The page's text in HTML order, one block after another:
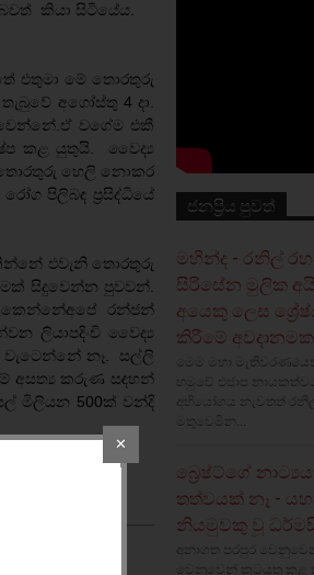
කියා සිටියේය.
එතුමා මේ තොරතුරු
අගෝස්තු 4 දා.
වෙන්නේ.ඒ වගේම එකී
කළ යුතුයි. වෛද්‍ය
තොරතුරු හෙලි නොකර
පිලිබඳ ප්‍රසිද්ධියේ
එවැනි තොරතුරු
සිදුවෙන්න පුවවන්.
රන්ජන්
ලියාපදිංචි වෛද්‍ය
වැටෙන්නේ නෑ. සල්ලි
අසත්‍ය කරුණ සඳහන්
මිලියන 500ක් වන්දි
ජනප්‍රිය පුවත්
මහින්ද - රනිල්
සිරිසේන මුලික
අයෙකු ලෙස
කිරීමේ
මෙම මහා
හමුවේ එජාප
අභියෝගය නැවතත් රනිල්
මතුවෙමින...
බ්‍රෙෂ්ට්ගේ
තත්වයක් නෑ -
නියමුවකු වූ
අනාගත පරපුර
වෙනුවෙන් කටයුතු කළ
✕